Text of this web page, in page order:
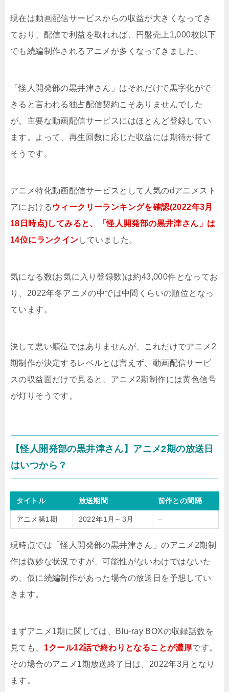
現在は動画配信サービスからの収益が大きくなってき
ており、配信で利益を取れれば、円盤売上1,000枚以下
でも続編制作されるアニメが多くなってきました。
「怪人開発部の黒井津さん」はそれだけで黒字化がで
きると言われる独占配信契約こそありませんでした
が、主要な動画配信サービスにはほとんど登録してい
ます。よって、再生回数に応じた収益には期待が持て
そうです。
アニメ特化動画配信サービスとして人気のdアニメスト
アにおける ウィークリーランキングを確認(2022年3月
18日時点)してみると、「怪人開発部の黒井津さん」は
14位にランクイン していました。
気になる数(お気に入り登録数)は約43,000件となってお
り、2022年冬アニメの中では中間くらいの順位となっ
ています。
決して悪い順位ではありませんが、これだけでアニメ2
期制作が決定するレベルとは言えず、動画配信サービ
スの収益面だけで見ると、アニメ2期制作には黄色信号
が灯りそうです。
【怪人開発部の黒井津さん】アニメ2期の放送日
はいつから？
タイトル 放送期間 前作との間隔
アニメ第1期 2022年1月～3月 –
現時点では「怪人開発部の黒井津さん」のアニメ2期制
作は微妙な状況ですが、可能性がないわけではないた
め、仮に続編制作があった場合の放送日を予想してい
きます。
まずアニメ1期に関しては、Blu-ray BOXの収録話数を
見ても、 1クール12話で終わりとなることが濃厚です。
その場合のアニメ1期放送終了日は、2022年3月となり
ます。